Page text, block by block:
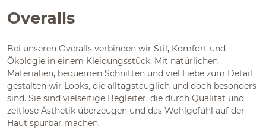
Overalls
Bei unseren Overalls verbinden wir Stil, Komfort und
Ökologie in einem Kleidungsstück. Mit natürlichen
Materialien, bequemen Schnitten und viel Liebe zum Detail
gestalten wir Looks, die alltagstauglich und doch besonders
sind. Sie sind vielseitige Begleiter, die durch Qualität und
zeitlose Ästhetik überzeugen und das Wohlgefühl auf der
Haut spürbar machen.